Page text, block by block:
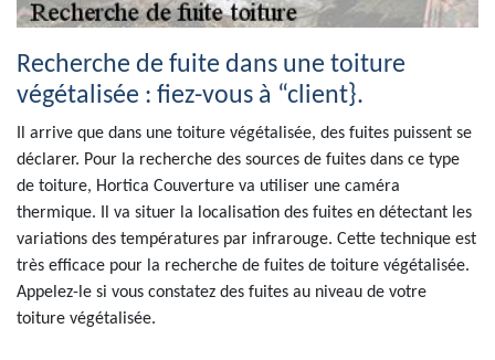
Recherche de fuite dans une toiture
végétalisée : fiez-vous à “client}.
Il arrive que dans une toiture végétalisée, des fuites puissent se
déclarer. Pour la recherche des sources de fuites dans ce type
de toiture, Hortica Couverture va utiliser une caméra
thermique. Il va situer la localisation des fuites en détectant les
variations des températures par infrarouge. Cette technique est
très efficace pour la recherche de fuites de toiture végétalisée.
Appelez-le si vous constatez des fuites au niveau de votre
toiture végétalisée.